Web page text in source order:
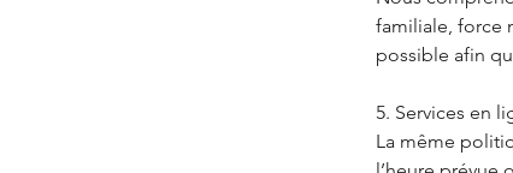
familiale, force
possible afin
5. Services en
La même